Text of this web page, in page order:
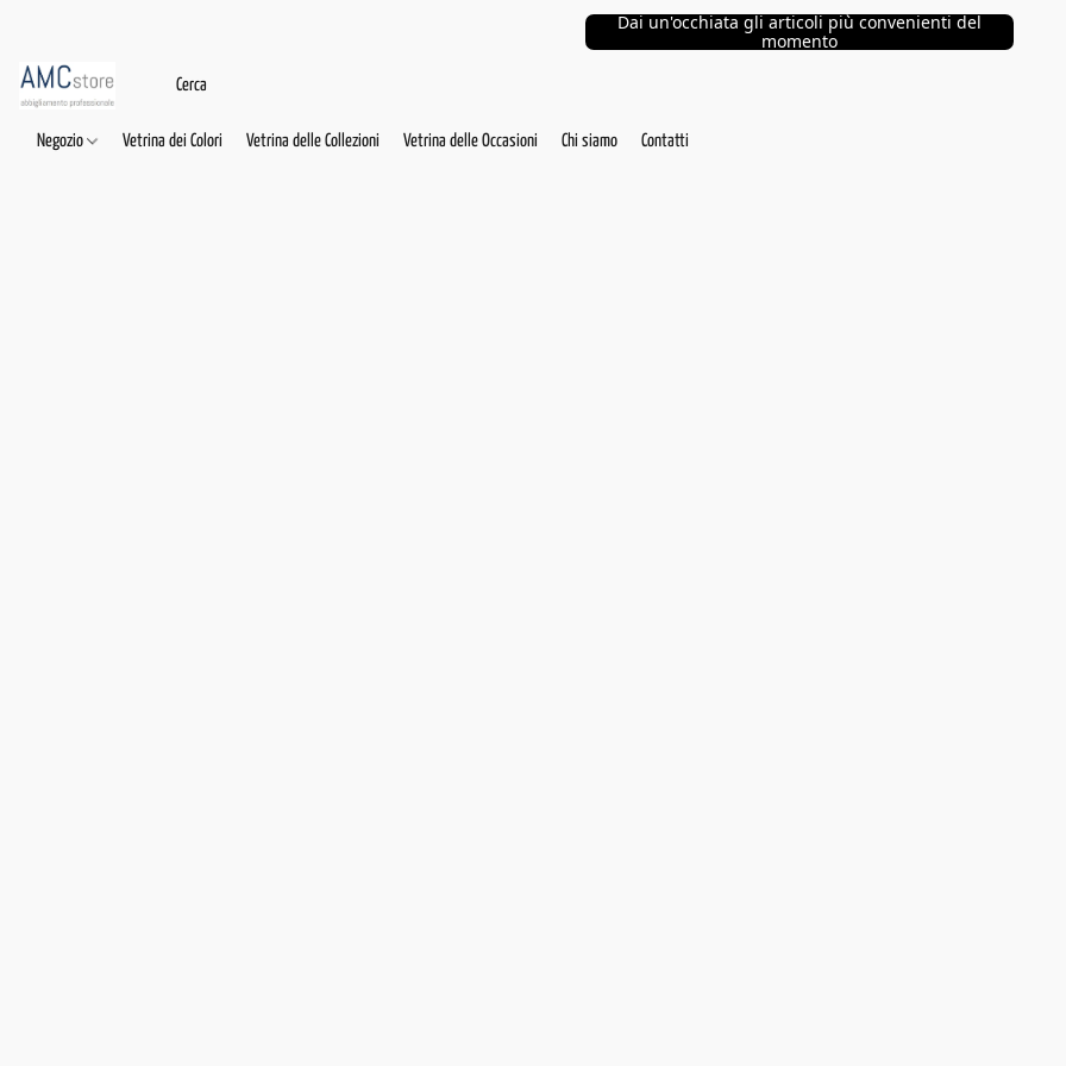
Dai un'occhiata gli articoli più convenienti del
momento
Negozio Vetrina dei Colori Vetrina delle Collezioni Vetrina delle Occasioni Chi siamo Contatti